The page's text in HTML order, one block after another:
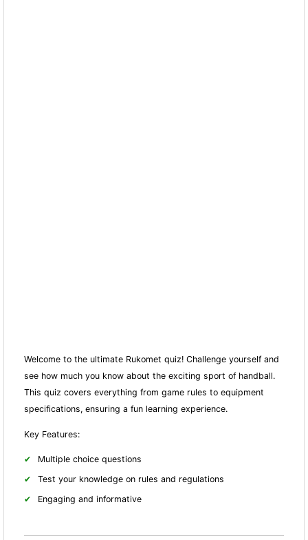
Welcome to the ultimate Rukomet quiz! Challenge yourself and
see how much you know about the exciting sport of handball.
This quiz covers everything from game rules to equipment
specifications, ensuring a fun learning experience.
Key Features:
Multiple choice questions
Test your knowledge on rules and regulations
Engaging and informative